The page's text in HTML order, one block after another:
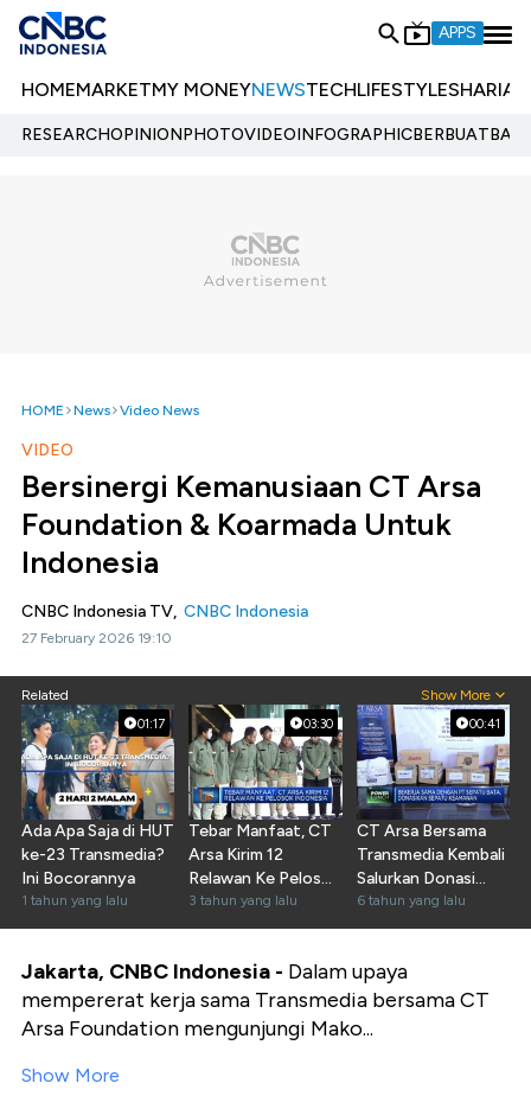
APPS
HOMEMARKETMY MONEYNEWSTECHLIFESTYLESHARIA
RESEARCHOPINIONPHOTOVIDEOINFOGRAPHIC
HOME News Video News
VIDEO
Bersinergi Kemanusiaan CT Arsa
Foundation & Koarmada Untuk
Indonesia
CNBC Indonesia TV, CNBC Indonesia
27 February 2026 19:10
Related Show More
01:17
Ada Apa Saja di HUT
ke-23 Transmedia?
Ini Bocorannya
1 tahun yang lalu
03:30
Tebar Manfaat, CT
Arsa Kirim 12
Relawan Ke Pelosok
Indonesia
3 tahun yang lalu
00:41
CT Arsa Bersama
Transmedia Kembali
Salurkan Donasi
Covid-19
6 tahun yang lalu
Jakarta, CNBC Indonesia - Dalam upaya
mempererat kerja sama Transmedia bersama CT
Arsa Foundation mengunjungi Mako...
Show More